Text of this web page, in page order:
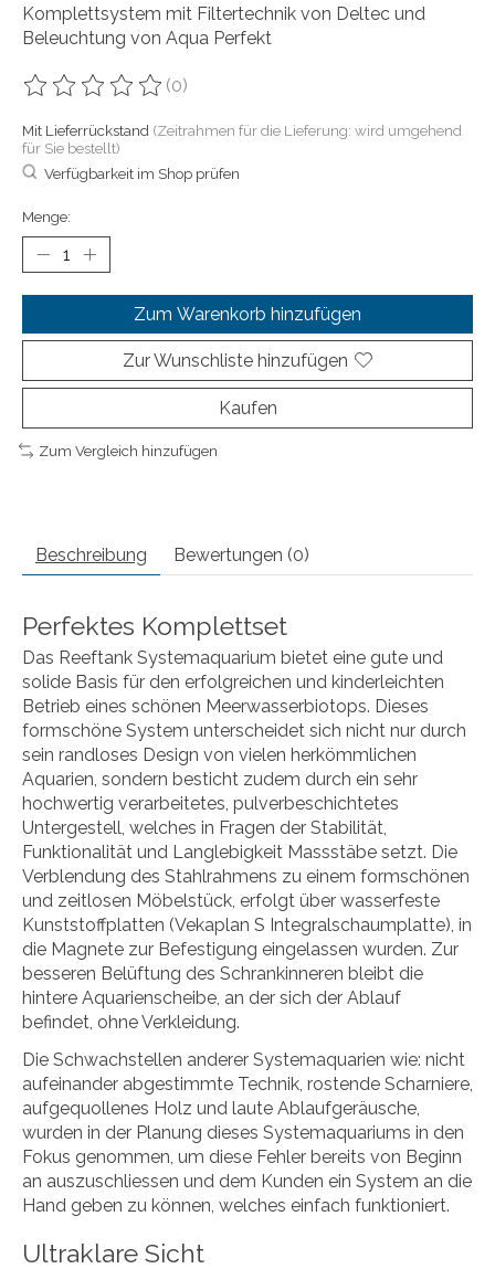
Komplettsystem mit Filtertechnik von Deltec und
Beleuchtung von Aqua Perfekt
Die Bewertung dieses Produkts ist
(0)
Mit Lieferrückstand (Zeitrahmen für die Lieferung: wird umgehend
für Sie bestellt)
Verfügbarkeit im Shop prüfen
Menge:
Zum Warenkorb hinzufügen
Zur Wunschliste hinzufügen
Kaufen
Zum Vergleich hinzufügen
Beschreibung Bewertungen (0)
Perfektes Komplettset
Das Reeftank Systemaquarium bietet eine gute und
solide Basis für den erfolgreichen und kinderleichten
Betrieb eines schönen Meerwasserbiotops. Dieses
formschöne System unterscheidet sich nicht nur durch
sein randloses Design von vielen herkömmlichen
Aquarien, sondern besticht zudem durch ein sehr
hochwertig verarbeitetes, pulverbeschichtetes
Untergestell, welches in Fragen der Stabilität,
Funktionalität und Langlebigkeit Massstäbe setzt. Die
Verblendung des Stahlrahmens zu einem formschönen
und zeitlosen Möbelstück, erfolgt über wasserfeste
Kunststoffplatten (Vekaplan S Integralschaumplatte), in
die Magnete zur Befestigung eingelassen wurden. Zur
besseren Belüftung des Schrankinneren bleibt die
hintere Aquarienscheibe, an der sich der Ablauf
befindet, ohne Verkleidung.
Die Schwachstellen anderer Systemaquarien wie: nicht
aufeinander abgestimmte Technik, rostende Scharniere,
aufgequollenes Holz und laute Ablaufgeräusche,
wurden in der Planung dieses Systemaquariums in den
Fokus genommen, um diese Fehler bereits von Beginn
an auszuschliessen und dem Kunden ein System an die
Hand geben zu können, welches einfach funktioniert.
Ultraklare Sicht